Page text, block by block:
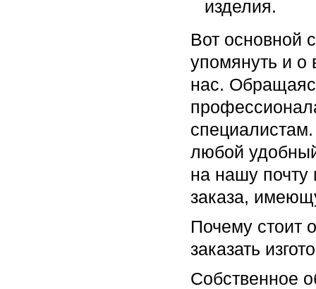
изделия.
Вот основной
упомянуть и о
нас.
любой
на нашу
заказа,
Почему стоит
заказать
Собственное